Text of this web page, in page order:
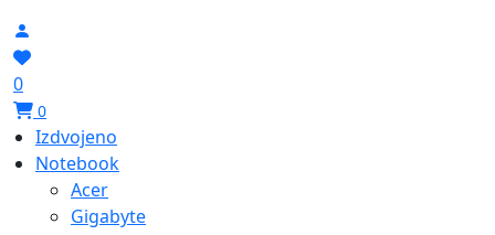
0
0
Izdvojeno
Notebook
Acer
Gigabyte